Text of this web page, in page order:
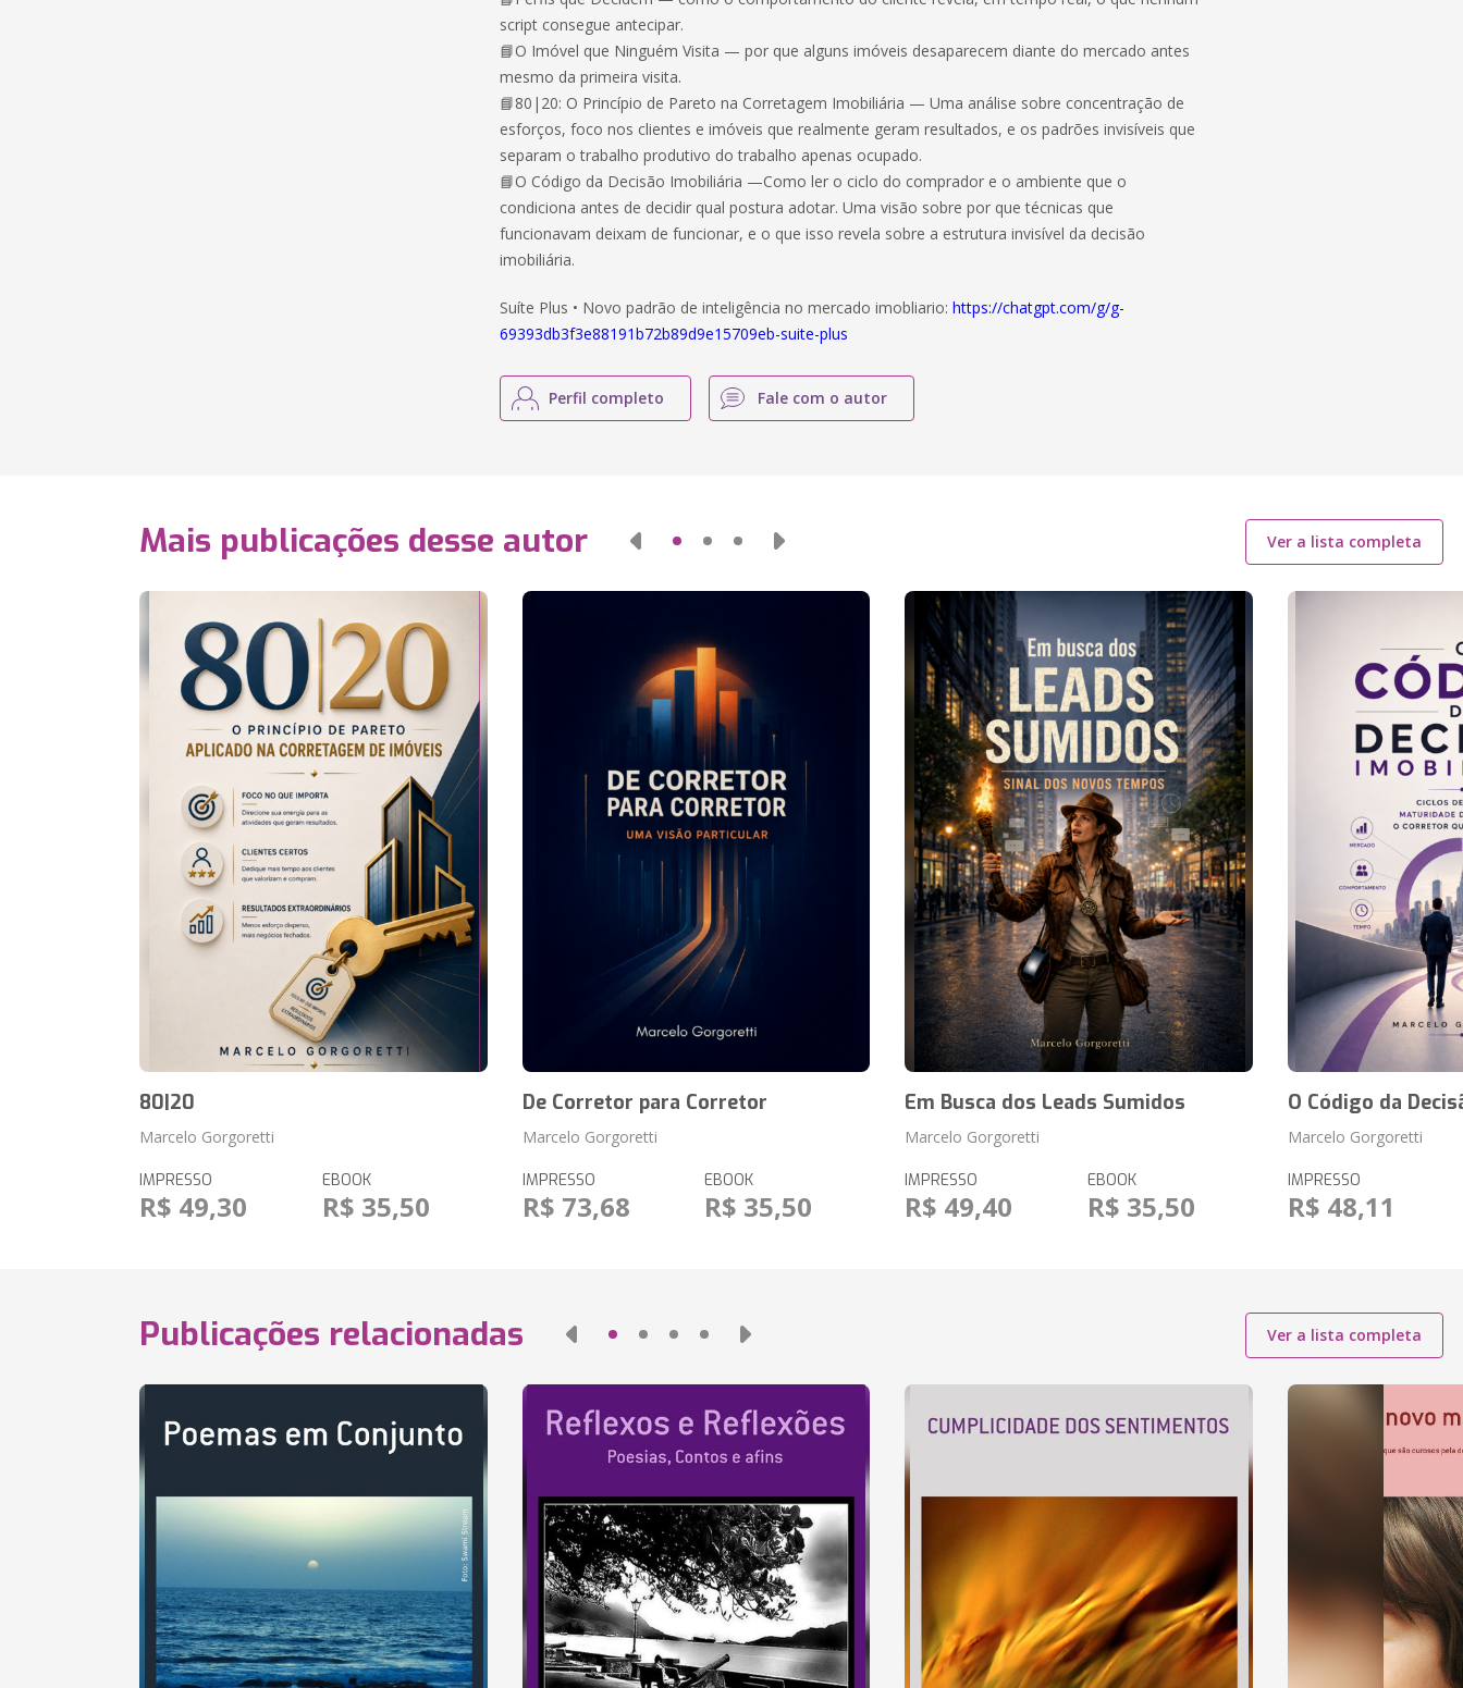
script consegue antecipar.
📘O Imóvel que Ninguém Visita — por que alguns imóveis desaparecem diante do mercado antes
mesmo da primeira visita.
📘80|20: O Princípio de Pareto na Corretagem Imobiliária — Uma análise sobre concentração de
esforços, foco nos clientes e imóveis que realmente geram resultados, e os padrões invisíveis que
separam o trabalho produtivo do trabalho apenas ocupado.
📘O Código da Decisão Imobiliária —Como ler o ciclo do comprador e o ambiente que o
condiciona antes de decidir qual postura adotar. Uma visão sobre por que técnicas que
funcionavam deixam de funcionar, e o que isso revela sobre a estrutura invisível da decisão
imobiliária.
Suíte Plus • Novo padrão de inteligência no mercado imobliario:https://chatgpt.com/g/g-
69393db3f3e88191b72b89d9e15709eb-suite-plus
Perfil completo Fale com o autor
Mais publicações desse autor Ver a lista completa
80|20
Marcelo Gorgoretti
IMPRESSO
R$ 49,30
EBOOK
R$ 35,50
De Corretor para Corretor
Marcelo Gorgoretti
IMPRESSO
R$ 73,68
EBOOK
R$ 35,50
Em Busca dos Leads Sumidos
Marcelo Gorgoretti
IMPRESSO
R$ 49,40
EBOOK
R$ 35,50
O Código da
Marcelo Gorgoretti
IMPRESSO
R$ 48,11
Publicações relacionadas Ver a lista completa